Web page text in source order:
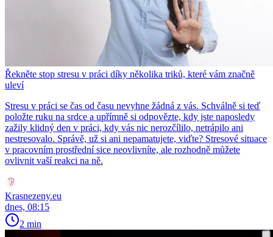
Řekněte stop stresu v práci díky několika triků, které vám značně
uleví
Stresu v práci se čas od času nevyhne žádná z vás. Schválně si teď
položte ruku na srdce a upřímně si odpovězte, kdy jste naposledy
zažily klidný den v práci, kdy vás nic nerozčílilo, netrápilo ani
nestresovalo. Správě, už si ani nepamatujete, viďte? Stresové situace
v pracovním prostřední sice neovlivníte, ale rozhodně můžete
ovlivnit vaší reakci na ně.
Krasnezeny.eu
dnes, 08:15
2 min